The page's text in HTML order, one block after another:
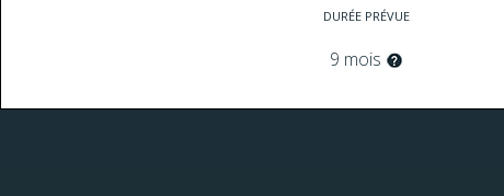
DURÉE PRÉVUE
9 mois